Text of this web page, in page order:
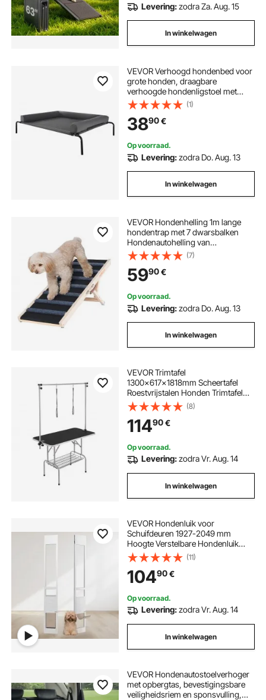
Levering:zodra Za. Aug. 15
In winkelwagen
VEVOR Verhoogd hondenbed voor
grote honden, draagbare
verhoogde hondenligstoel met
wasbaar kussen en ademend
Teslin-gaas, verkoelend
hondenbed voor binnen/buiten XL
grijs
(1)
3890€
Op voorraad.
Levering:zodra Do. Aug. 13
In winkelwagen
VEVOR Hondenhelling 1m lange
hondentrap met 7 dwarsbalken
Hondenautohelling van
grenenrubber Hondeninstaphulp 5-
niveaus hoogteverstelling
Dierenhelling Draagvermogen van
ca. 45 kg voor grote kleine honden
(7)
5990€
Op voorraad.
Levering:zodra Do. Aug. 13
In winkelwagen
VEVOR Trimtafel
1300x617x1818mm Scheertafel
Roestvrijstalen Honden Trimtafel
150kg Laadvermogen Kaptafel
Hond Opvouwbare Trimtafel voor
Huisdieren 1137.9x609.6mm
Tafelblad Ideaal voor Baden
Trimmen Drogen Borstelen
(8)
11490€
Op voorraad.
Levering:zodra Vr. Aug. 14
In winkelwagen
VEVOR Hondenluik voor
Schuifdeuren 1927-2049 mm
Hoogte Verstelbare Hondenluik
Schuifdeuren, Gehard Glazen
Huisdierluik met Aluminium Frame
& Scharnierconstructie, Klep en Slot
voor Kleine Honden
(11)
10490€
Op voorraad.
Levering:zodra Vr. Aug. 14
In winkelwagen
VEVOR Hondenautostoelverhoger
met opbergtas, bevestigingsbare
veiligheidsriem en sponsvulling,